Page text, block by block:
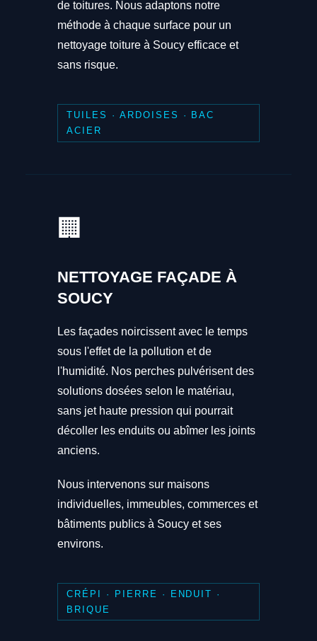
de toitures. Nous adaptons notre
méthode à chaque surface pour un
nettoyage toiture à Soucy efficace et
sans risque.
TUILES · ARDOISES · BAC
ACIER
🏢
NETTOYAGE FAÇADE À
SOUCY
Les façades noircissent avec le temps
sous l'effet de la pollution et de
l'humidité. Nos perches pulvérisent des
solutions dosées selon le matériau,
sans jet haute pression qui pourrait
décoller les enduits ou abîmer les joints
anciens.
Nous intervenons sur maisons
individuelles, immeubles, commerces et
bâtiments publics à Soucy et ses
environs.
CRÉPI · PIERRE · ENDUIT ·
BRIQUE